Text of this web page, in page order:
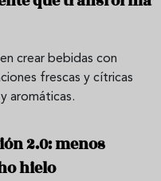
crear bebidas con
frescas y cítricas
aromáticas.
2.0: menos
hielo